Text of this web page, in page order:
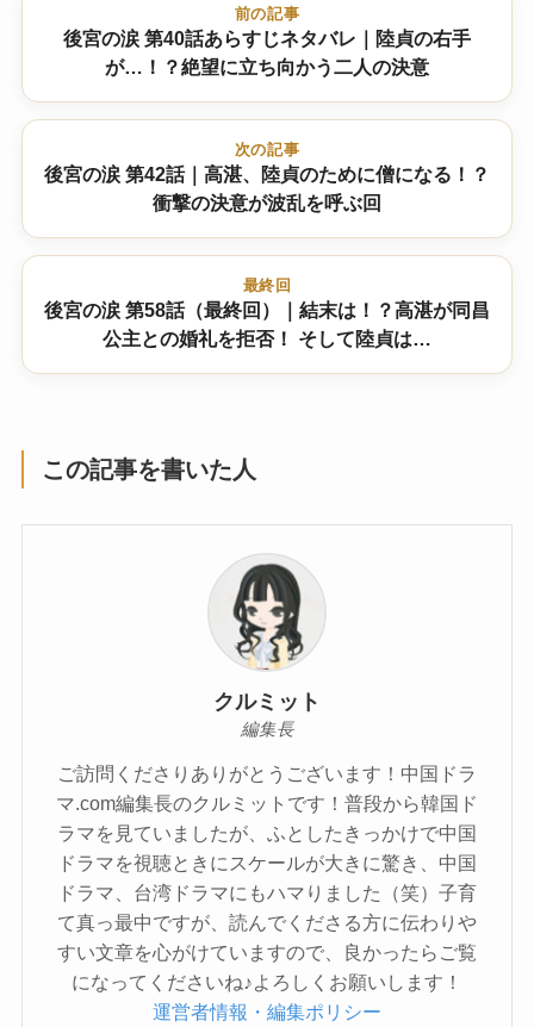
前の記事
後宮の涙 第40話あらすじネタバレ｜陸貞の右手
が…！？絶望に立ち向かう二人の決意
次の記事
後宮の涙 第42話｜高湛、陸貞のために僧になる！？
衝撃の決意が波乱を呼ぶ回
最終回
後宮の涙 第58話（最終回）｜結末は！？高湛が同昌
公主との婚礼を拒否！ そして陸貞は…
この記事を書いた人
クルミット
編集長
ご訪問くださりありがとうございます！中国ドラ
マ.com編集長のクルミットです！普段から韓国ド
ラマを見ていましたが、ふとしたきっかけで中国
ドラマを視聴ときにスケールが大きに驚き、中国
ドラマ、台湾ドラマにもハマりました（笑）子育
て真っ最中ですが、読んでくださる方に伝わりや
すい文章を心がけていますので、良かったらご覧
になってくださいね♪よろしくお願いします！
運営者情報・編集ポリシー